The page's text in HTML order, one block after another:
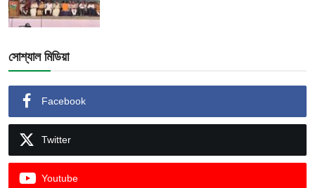
সোশ্যাল মিডিয়া
Facebook
Twitter
Youtube